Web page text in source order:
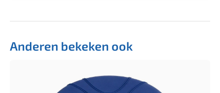
Anderen bekeken ook